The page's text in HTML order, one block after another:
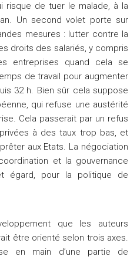
risque de tuer le malade, à la
Un second volet porte sur
mesures : lutter contre la
droits des salariés, y compris
entreprises quand cela se
de travail pour augmenter
32 h. Bien sûr cela suppose
qui refuse une austérité
Cela passerait par un refus
à des taux trop bas, et
aux Etats. La négociation
et la gouvernance
égard, pour la politique de
que les auteurs
être orienté selon trois axes.
en main d’une partie de